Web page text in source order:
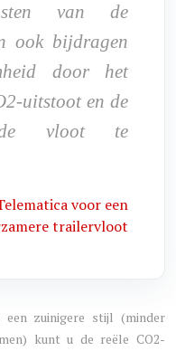
van de
ook bijdragen
door het
uitstoot en de
de vloot te
voor een
trailervloot
zuinigere stijl (minder
kunt u de reële CO2-